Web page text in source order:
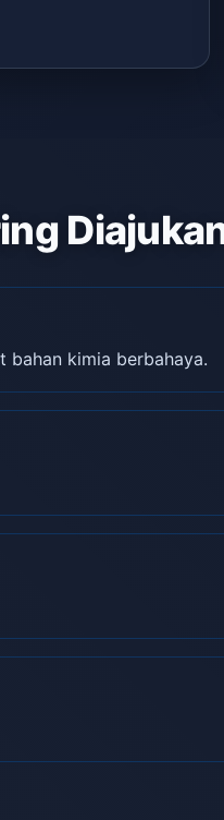
bahan kimia berbahaya.